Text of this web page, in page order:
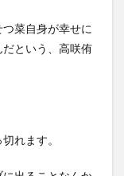
菜自身が幸せに
という、高咲侑
れます。